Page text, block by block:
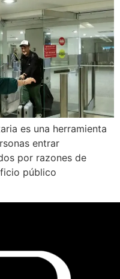
es una herramienta
entrar
por razones de
público